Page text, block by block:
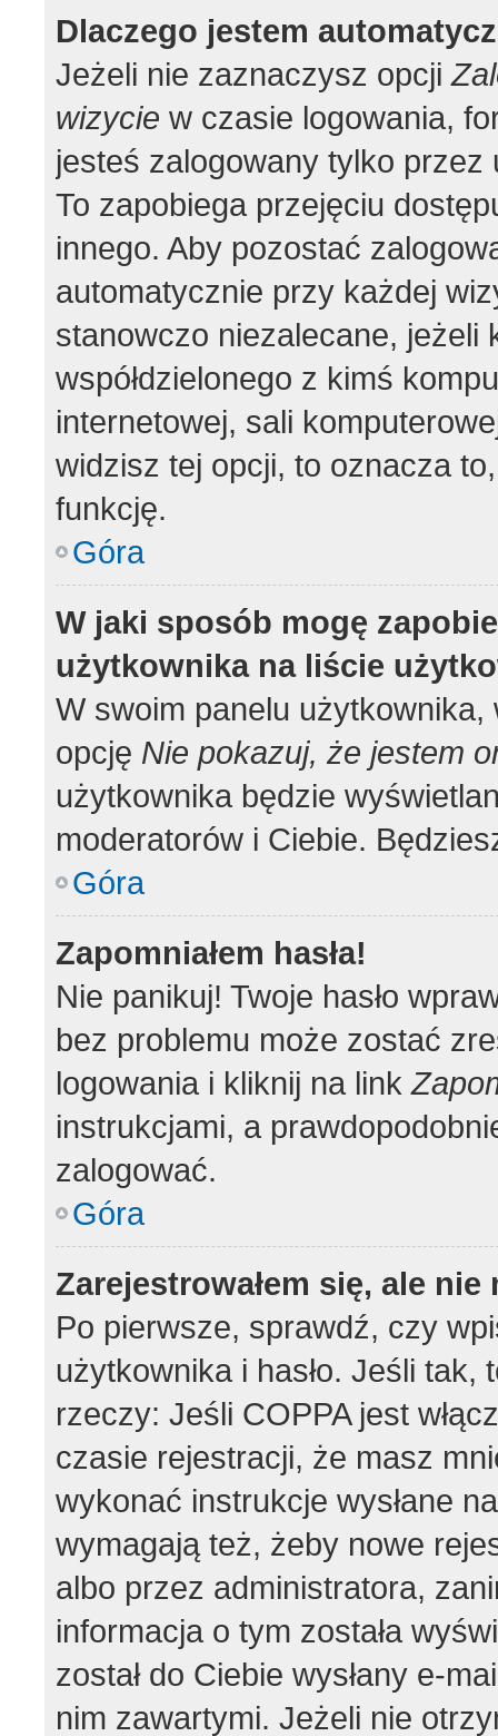
Dlaczego jestem
Jeżeli nie zaznaczysz opcji
wizycie w czasie logowania,
jesteś zalogowany tylko
To zapobiega przejęciu
innego. Aby pozostać
automatycznie przy każdej
stanowczo niezalecane, jeżeli
współdzielonego z kimś
internetowej, sali
widzisz tej opcji, to oznacza
funkcję.
Góra
W jaki sposób mogę
użytkownika na liście
W swoim panelu użytkownika,
opcję Nie pokazuj, że jestem
użytkownika będzie
moderatorów i Ciebie.
Góra
Zapomniałem hasła!
Nie panikuj! Twoje hasło
bez problemu może zostać
logowania i kliknij na link
instrukcjami, a
zalogować.
Góra
Zarejestrowałem się, ale
Po pierwsze, sprawdź, czy
użytkownika i hasło. Jeśli tak,
rzeczy: Jeśli COPPA jest
czasie rejestracji, że masz
wykonać instrukcje wysłane
wymagają też, żeby nowe
albo przez administratora,
informacja o tym została
został do Ciebie wysłany e-
nim zawartymi. Jeżeli nie